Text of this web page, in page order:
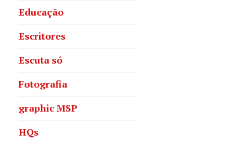
Educação
Escritores
Escuta só
Fotografia
graphic MSP
HQs